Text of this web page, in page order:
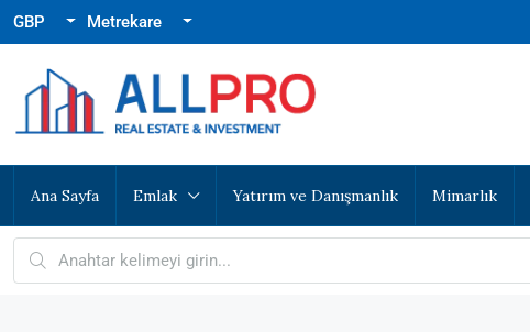
GBP Metrekare
Ana Sayfa Emlak Yatırım ve Danışmanlık Mimarlık